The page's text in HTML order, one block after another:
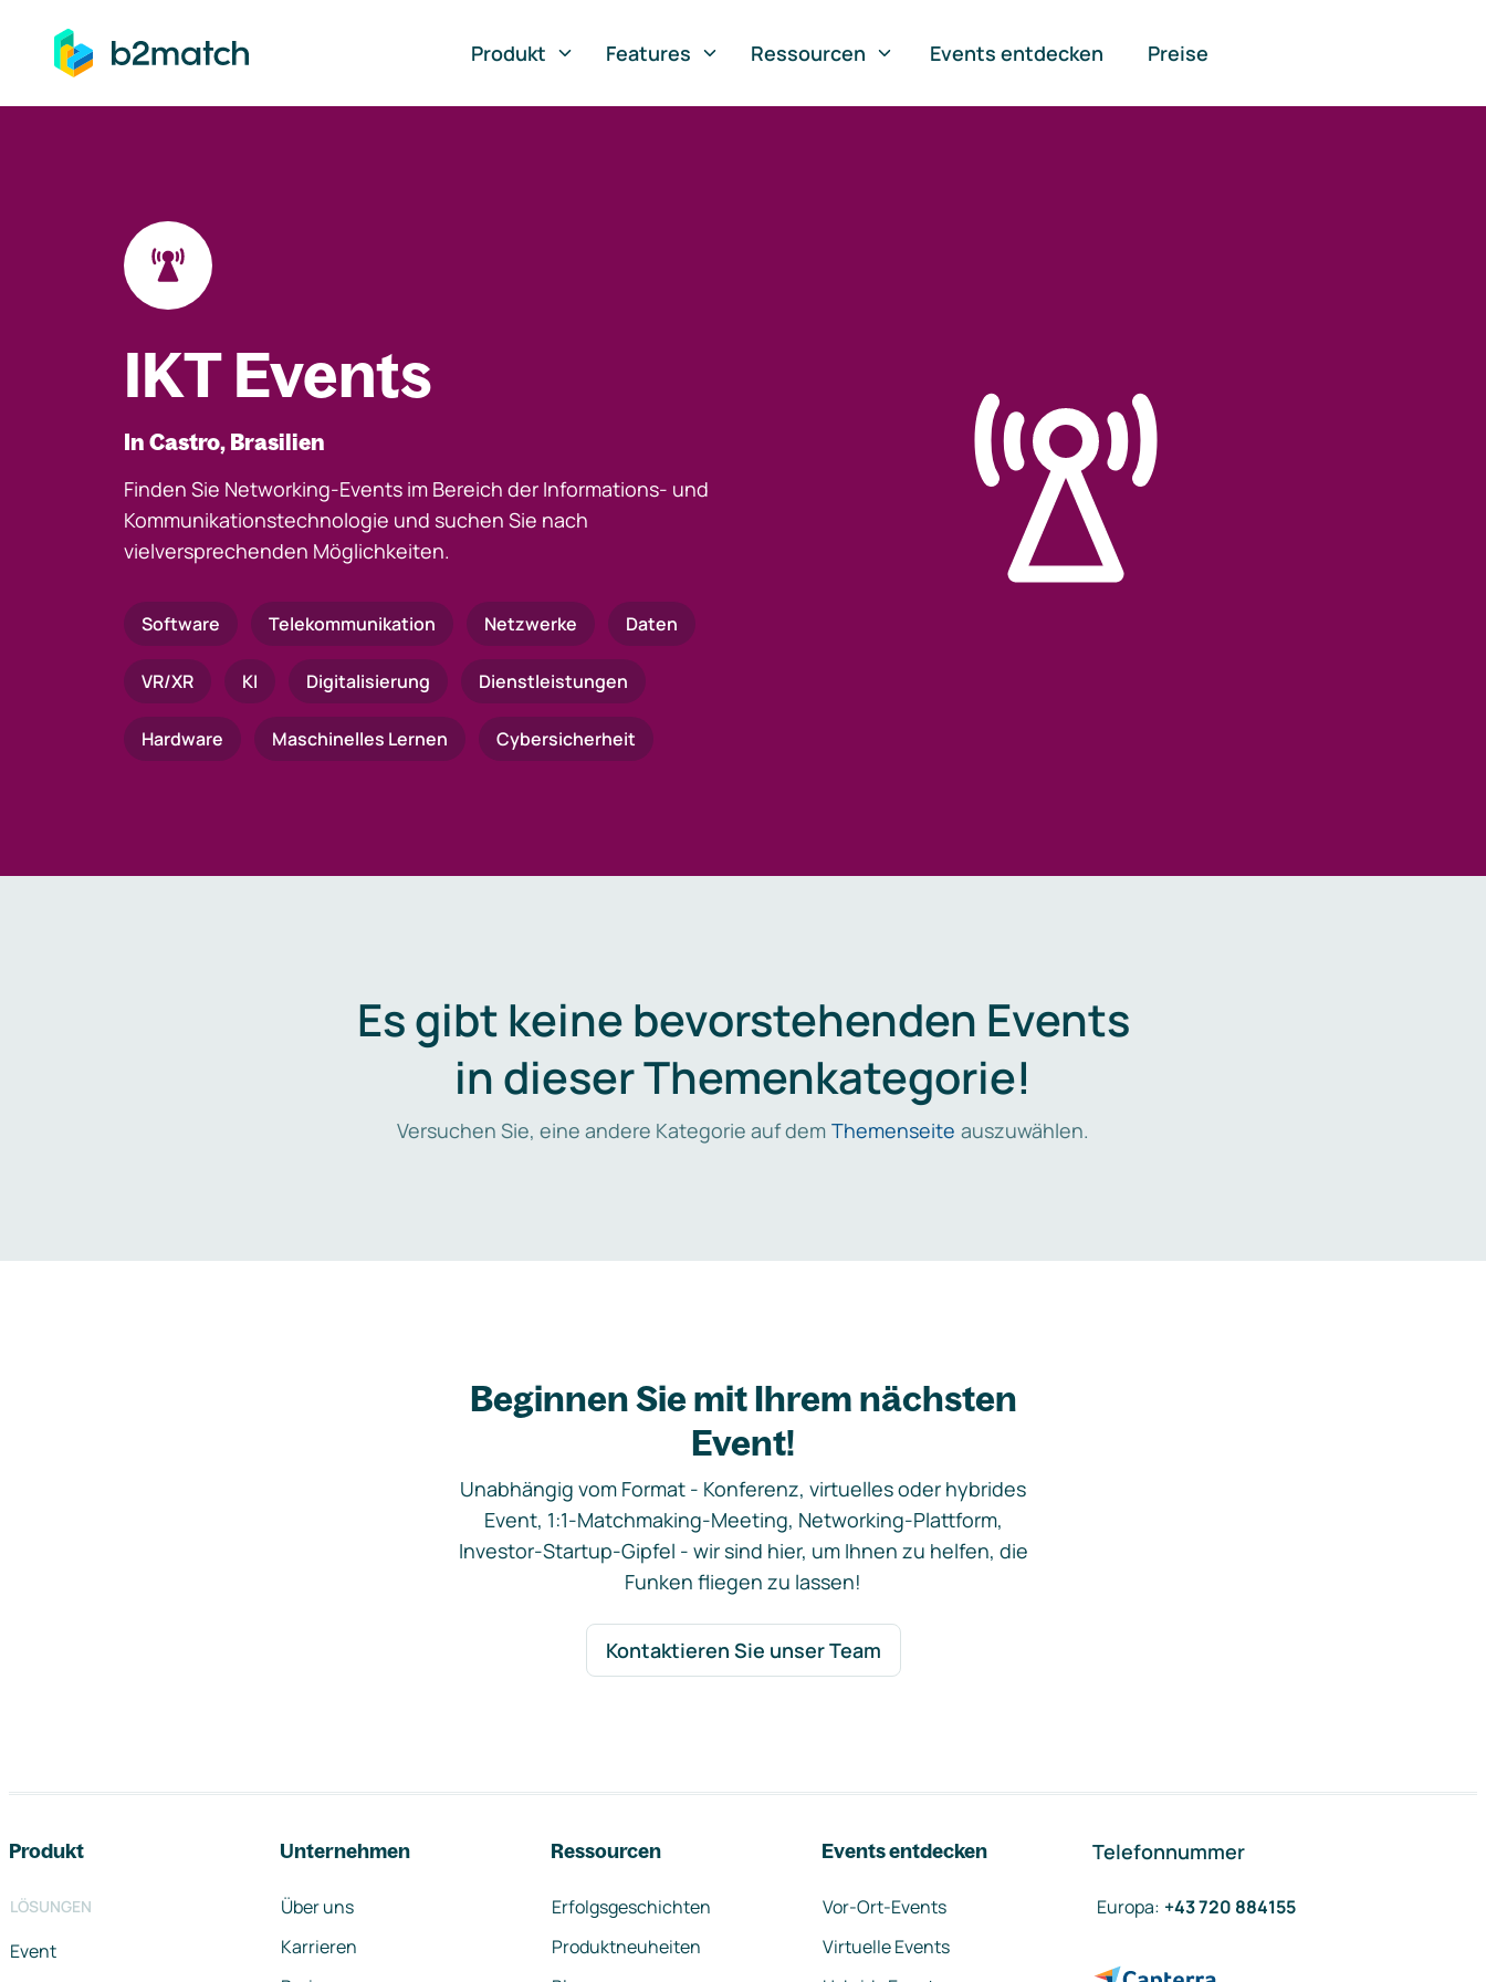
springen
Produkt
Features Ressourcen Events entdecken Preise
IKT Events
In Castro, Brasilien
Finden Sie Networking-Events im Bereich der Informations- und
Kommunikationstechnologie und suchen Sie nach
vielversprechenden Möglichkeiten.
Software Telekommunikation Netzwerke Daten
VR/XR KI Digitalisierung Dienstleistungen
Hardware Maschinelles Lernen Cybersicherheit
Es gibt keine bevorstehenden Events
in dieser Themenkategorie!
Versuchen Sie, eine andere Kategorie auf dem Themenseite auszuwählen.
Beginnen Sie mit Ihrem nächsten
Event!
Unabhängig vom Format - Konferenz, virtuelles oder hybrides
Event, 1:1-Matchmaking-Meeting, Networking-Plattform,
Investor-Startup-Gipfel - wir sind hier, um Ihnen zu helfen, die
Funken fliegen zu lassen!
Kontaktieren Sie unser Team
Produkt
LÖSUNGEN
Event
Unternehmen
Über uns
Karrieren
Ressourcen
Erfolgsgeschichten
Produktneuheiten
Events entdecken
Vor-Ort-Events
Virtuelle Events
Telefonnummer
Europa: +43 720 884155